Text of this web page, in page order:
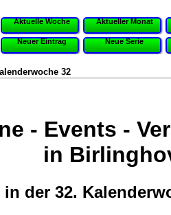
Aktuelle Woche Aktueller Monat
Neuer Eintrag Neue Serie
32
- Events -
in
in der 32.